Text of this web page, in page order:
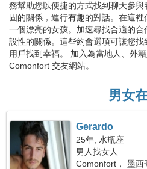
務幫助您以便捷的方式找到聊天參
固的關係，進行有趣的對話。在這裡
一個漂亮的女孩。加速尋找合適的
設性的關係。這些約會選項可讓您
用戶找到幸福。 加入為當地人、外
Comonfort 交友網站。
男女
Gerardo
25年, 水瓶座
男人找女人
Comonfort， 墨西